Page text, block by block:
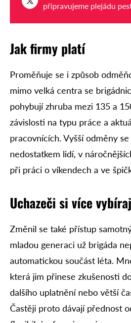
připravujeme plejádu
Jak firmy platí
Proměňuje se i způsob
mimo velká centra se
pohybují zhruba mezi 135 a
závislosti na typu práce a
pracovnících. Vyšší odměny
nedostatkem lidí, v
při práci o víkendech a ve
Uchazeči si více
Změnil se také přístup
mladou generaci už brigáda
automatickou součást léta.
která jim přinese zkušenosti
dalšího uplatnění nebo větší
Častěji proto dávají přednost